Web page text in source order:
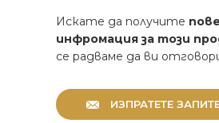
Искате да получите
инфромация за този
се радваме да ви
ИЗПРАТЕТЕ